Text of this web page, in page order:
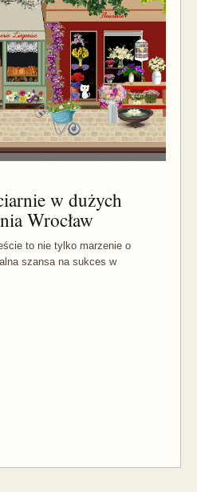
w dużych
Wrocław
to nie tylko marzenie o
szansa na sukces w